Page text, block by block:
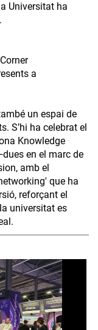
Universitat ha
a
un espai de
S’hi ha celebrat el
Knowledge
en el marc de
amb el
que ha
reforçant el
universitat es